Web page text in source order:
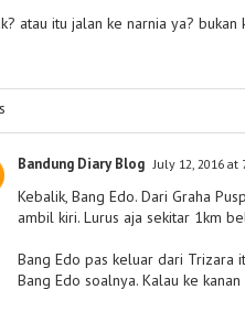
atau itu jalan ke narnia ya? bukan
Bandung Diary Blog July 12, 2016 at
Kebalik, Bang Edo. Dari Graha
ambil kiri. Lurus aja sekitar 1km
Bang Edo pas keluar dari Trizara
Bang Edo soalnya. Kalau ke